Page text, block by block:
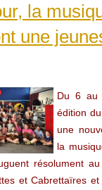
la
une
Du 6 au
édition
une
la
résolument
et Cabrettaïres